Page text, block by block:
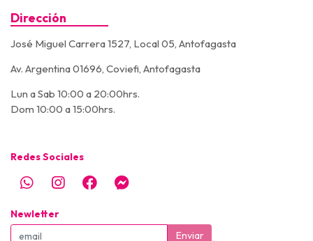
Dirección
José Miguel Carrera 1527, Local 05, Antofagasta
Av. Argentina 01696, Coviefi, Antofagasta
Lun a Sab 10:00 a 20:00hrs.
Dom 10:00 a 15:00hrs.
Redes Sociales
Newletter
Enviar